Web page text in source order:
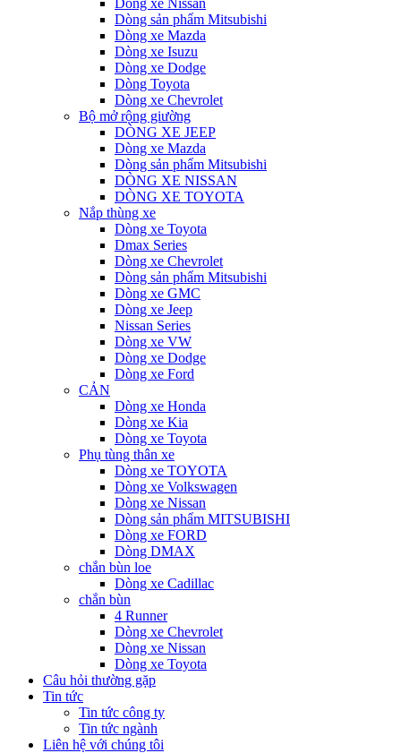
Dòng xe Nissan
Dòng sản phẩm Mitsubishi
Dòng xe Mazda
Dòng xe Isuzu
Dòng xe Dodge
Dòng Toyota
Dòng xe Chevrolet
Bộ mở rộng giường
DÒNG XE JEEP
Dòng xe Mazda
Dòng sản phẩm Mitsubishi
DÒNG XE NISSAN
DÒNG XE TOYOTA
Nắp thùng xe
Dòng xe Toyota
Dmax Series
Dòng xe Chevrolet
Dòng sản phẩm Mitsubishi
Dòng xe GMC
Dòng xe Jeep
Nissan Series
Dòng xe VW
Dòng xe Dodge
Dòng xe Ford
CẢN
Dòng xe Honda
Dòng xe Kia
Dòng xe Toyota
Phụ tùng thân xe
Dòng xe TOYOTA
Dòng xe Volkswagen
Dòng xe Nissan
Dòng sản phẩm MITSUBISHI
Dòng xe FORD
Dòng DMAX
chắn bùn loe
Dòng xe Cadillac
chắn bùn
4 Runner
Dòng xe Chevrolet
Dòng xe Nissan
Dòng xe Toyota
Câu hỏi thường gặp
Tin tức
Tin tức công ty
Tin tức ngành
Liên hệ với chúng tôi